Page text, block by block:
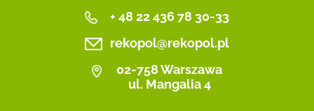
+ 48 22 436 78 30-33
rekopol@rekopol.pl
02-758 Warszawa
ul. Mangalia 4